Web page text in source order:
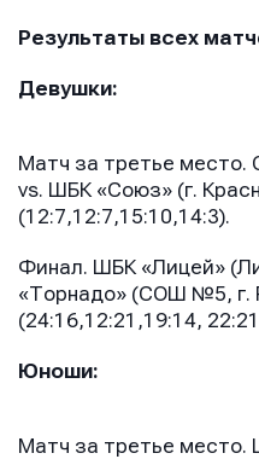
Результаты всех
Девушки:
Матч за третье место.
vs. ШБК «Союз» (г.
(12:7,12:7,15:10,14:3).
Финал. ШБК «Лицей»
«Торнадо» (СОШ №5, г.
(24:16,12:21,19:14,
Юноши:
Матч за третье